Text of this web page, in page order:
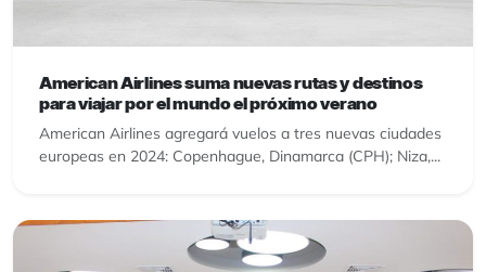
American Airlines suma nuevas rutas y destinos
para viajar por el mundo el próximo verano
American Airlines agregará vuelos a tres nuevas ciudades
europeas en 2024: Copenhague, Dinamarca (CPH); Niza,...